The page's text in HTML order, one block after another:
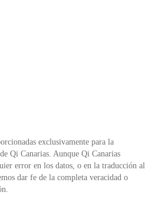
exclusivamente para la
Qi Canarias. Aunque Qi Canarias
error en los datos, o en la traducción al
dar fe de la completa veracidad o